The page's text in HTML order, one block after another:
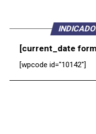
[current_date
[wpcode id="10142"]